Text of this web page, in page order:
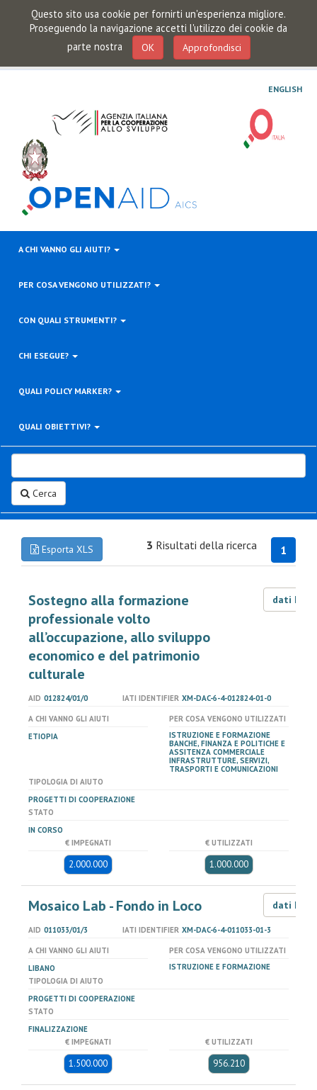
Questo sito usa cookie per fornirti un'esperienza migliore.
Proseguendo la navigazione accetti l'utilizzo dei cookie da
parte nostra
OK Approfondisci
ENGLISH
A CHI VANNO GLI AIUTI?
PER COSA VENGONO UTILIZZATI?
CON QUALI STRUMENTI?
CHI ESEGUE?
QUALI POLICY MARKER?
QUALI OBIETTIVI?
Cerca
Esporta XLS 1
3 Risultati della ricerca
Sostegno alla formazione
professionale volto
all’occupazione, allo sviluppo
economico e del patrimonio
culturale
dati LOD
AID 012824/01/0 IATI IDENTIFIER XM-DAC-6-4-012824-01-0
A CHI VANNO GLI AIUTI
ETIOPIA
PER COSA VENGONO UTILIZZATI
ISTRUZIONE E FORMAZIONE
BANCHE, FINANZA E POLITICHE E
ASSITENZA COMMERCIALE
INFRASTRUTTURE, SERVIZI,
TRASPORTI E COMUNICAZIONI
TIPOLOGIA DI AIUTO
PROGETTI DI COOPERAZIONE
STATO
IN CORSO
€ IMPEGNATI
2.000.000
€ UTILIZZATI
1.000.000
Mosaico Lab - Fondo in Loco dati LOD
AID 011033/01/3 IATI IDENTIFIER XM-DAC-6-4-011033-01-3
A CHI VANNO GLI AIUTI
LIBANO
PER COSA VENGONO UTILIZZATI
ISTRUZIONE E FORMAZIONE
TIPOLOGIA DI AIUTO
PROGETTI DI COOPERAZIONE
STATO
FINALIZZAZIONE
€ IMPEGNATI
1.500.000
€ UTILIZZATI
956.210